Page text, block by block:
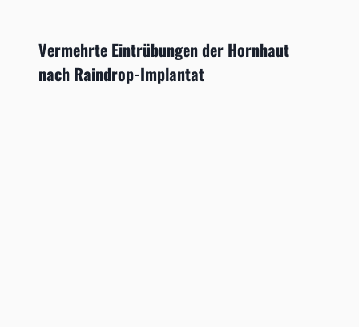
Vermehrte Eintrübungen der Hornhaut
nach Raindrop-Implantat